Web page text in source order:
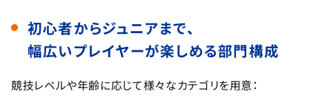
初心者からジュニアまで、
幅広いプレイヤーが楽しめる部門構成
競技レベルや年齢に応じて様々なカテゴリを用意：